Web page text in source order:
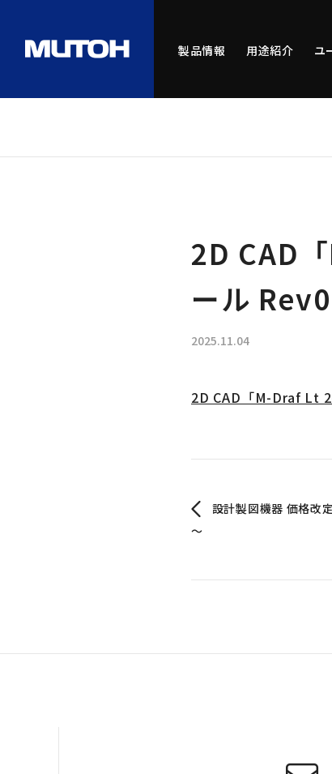
製品情報 用途紹介 ユ
2D CAD
ール
2025.11.04
2D CAD「M-Draf Lt
設計製図機器 価格改
～